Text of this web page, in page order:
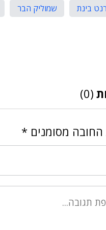
בינת שמוליק הבר
(0)
מסומנים *